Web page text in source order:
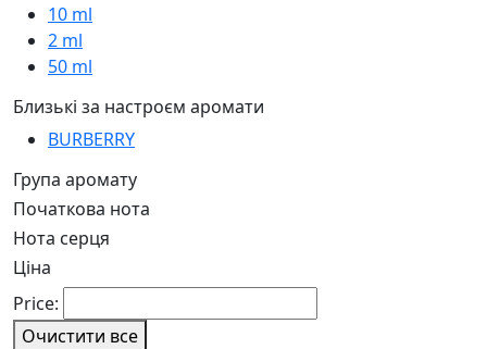
10 ml
2 ml
50 ml
Близькі за настроєм аромати
BURBERRY
Група аромату
Початкова нота
Нота серця
Ціна
Price:
Очистити все